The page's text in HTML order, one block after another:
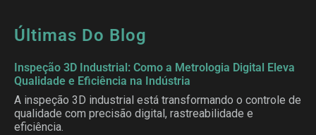
Últimas Do Blog
Inspeção 3D Industrial: Como a Metrologia Digital Eleva
Qualidade e Eficiência na Indústria
A inspeção 3D industrial está transformando o controle de
qualidade com precisão digital, rastreabilidade e
eficiência.